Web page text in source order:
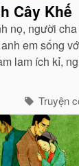
Cây Khế
nọ, người
em sống
lam ích kỉ,
Truyện